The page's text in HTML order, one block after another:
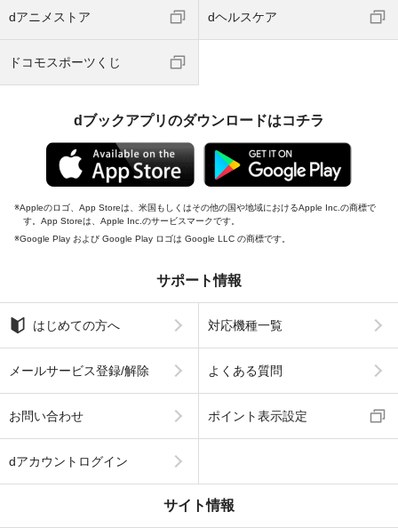
dアニメストア dヘルスケア
ドコモスポーツくじ
dブックアプリのダウンロードはコチラ
Appleのロゴ、App Storeは、米国もしくはその他の国や地域におけるApple Inc.の商標で
す。App Storeは、Apple Inc.のサービスマークです。
Google Play および Google Play ロゴは Google LLC の商標です。
サポート情報
はじめての方へ 対応機種一覧
メールサービス登録/解除 よくある質問
お問い合わせ ポイント表示設定
dアカウントログイン
サイト情報